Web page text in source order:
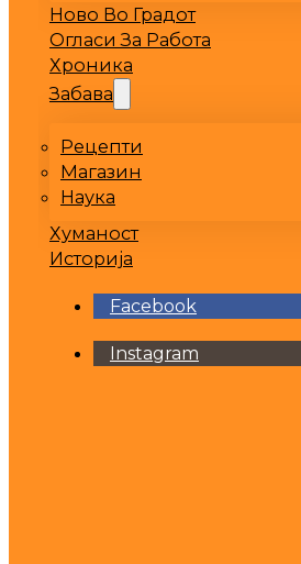
Ново Во Градот
Огласи За Работа
Хроника
Забава
Рецепти
Магазин
Наука
Хуманост
Историја
Facebook
Instagram